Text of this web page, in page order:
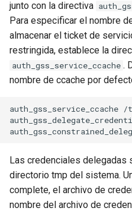
nsq
ntlm
openidc
openssl
pubsub
junto con la directiva
Para especificar el nombre
almacenar el ticket de
restringida, establece la
auth_gss_service_ccache .
nombre de ccache por
auth_gss_service_ccache /
Las credenciales delegadas
directorio tmp del sistema.
complete, el archivo de
nombre del archivo de